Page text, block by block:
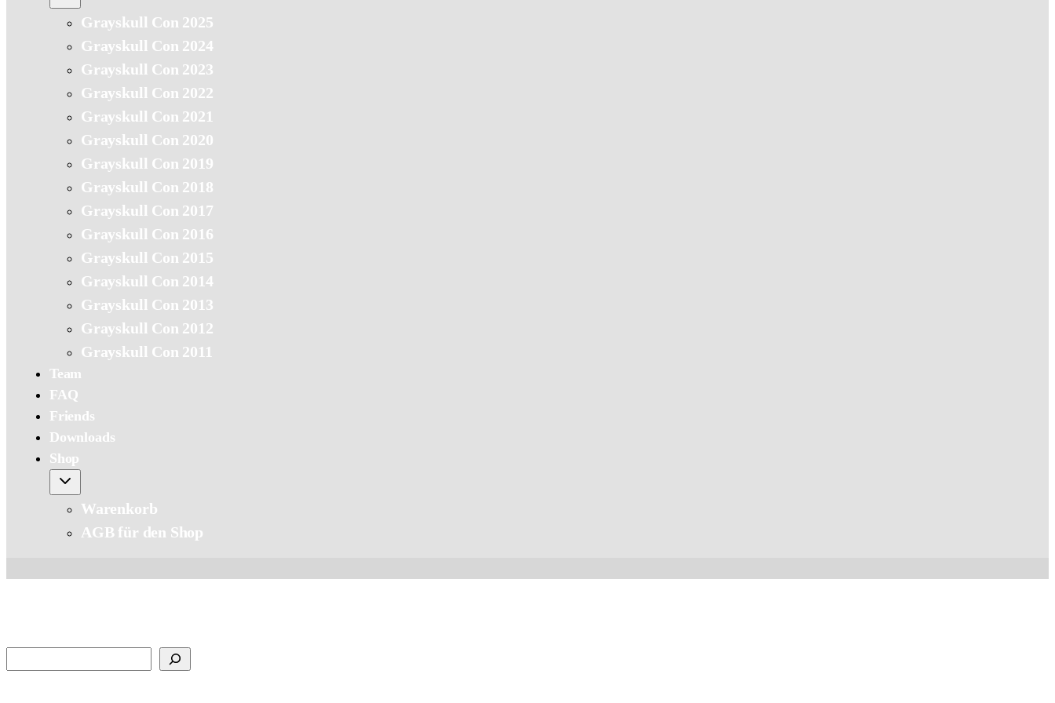
Grayskull Con 2025
Grayskull Con 2024
Grayskull Con 2023
Grayskull Con 2022
Grayskull Con 2021
Grayskull Con 2020
Grayskull Con 2019
Grayskull Con 2018
Grayskull Con 2017
Grayskull Con 2016
Grayskull Con 2015
Grayskull Con 2014
Grayskull Con 2013
Grayskull Con 2012
Grayskull Con 2011
Team
FAQ
Friends
Downloads
Shop
Warenkorb
AGB für den Shop